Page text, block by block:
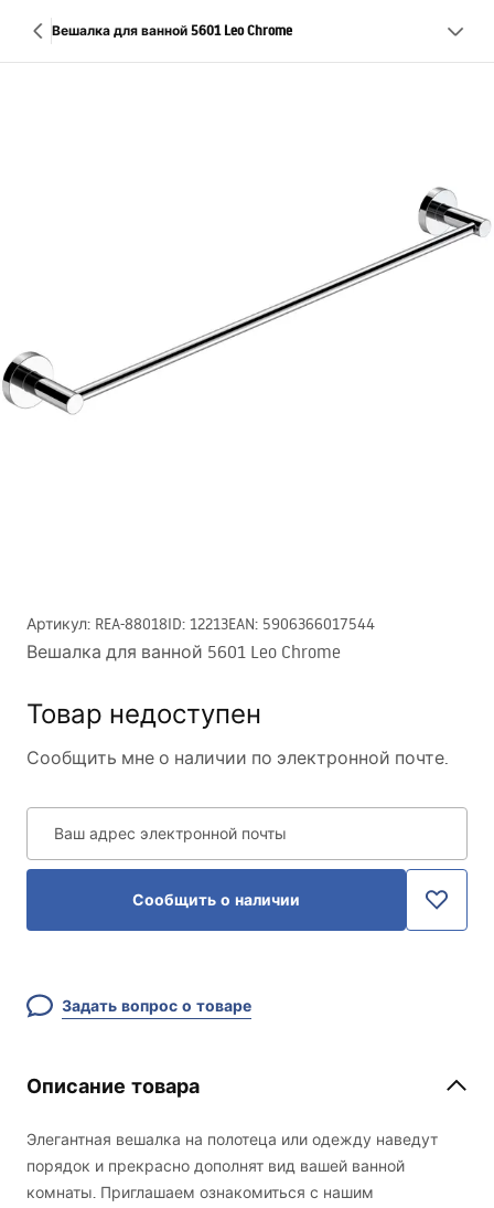
Вешалка для ванной 5601 Leo Chrome
Артикул: REA-88018ID: 12213EAN: 5906366017544
Вешалка для ванной 5601 Leo Chrome
Товар недоступен
Сообщить мне о наличии по электронной почте.
Ваш адрес электронной почты
Сообщить о наличии
Задать вопрос о товаре
Описание товара
Элегантная вешалка на полотеца или одежду наведут
порядок и прекрасно дополнят вид вашей ванной
комнаты. Приглашаем ознакомиться с нашим